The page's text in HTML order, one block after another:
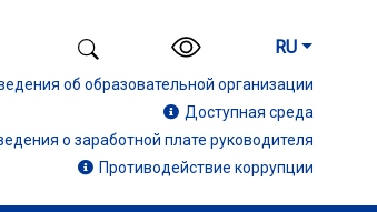
RU
об образовательной организации
Доступная среда
о заработной плате руководителя
Противодействие коррупции